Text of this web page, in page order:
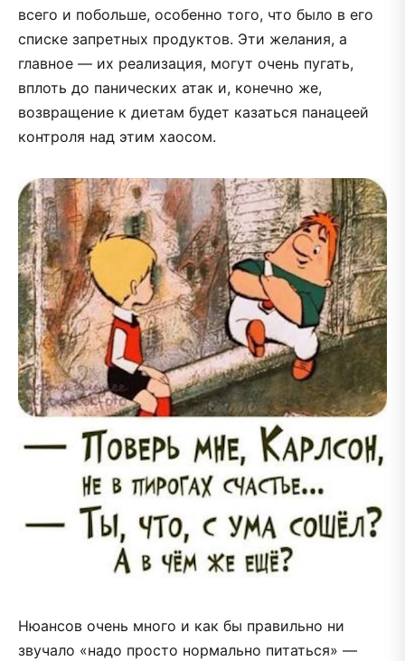
всего и побольше, особенно того, что было в его
списке запретных продуктов. Эти желания, а
главное — их реализация, могут очень пугать,
вплоть до панических атак и, конечно же,
возвращение к диетам будет казаться панацеей
контроля над этим хаосом.
Нюансов очень много и как бы правильно ни
звучало «надо просто нормально питаться» —